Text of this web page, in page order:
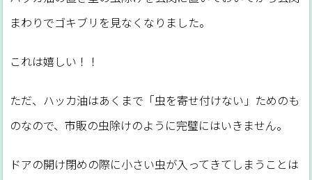
まわりでゴキブリを見なくなりました。
これは嬉しい！！
ただ、ハッカ油はあくまで「虫を寄せ付けない」ためのも
のなので、市販の虫除けのように完璧にはいきません。
ドアの開け閉めの際に小さい虫が入ってきてしまうことは